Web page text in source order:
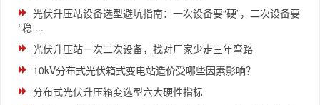
光伏升压站设备选型避坑指南：一次设备要“硬”，二次设备要
“稳 ...
光伏升压站一次二次设备，找对厂家少走三年弯路
10kV分布式光伏箱式变电站造价受哪些因素影响？
分布式光伏升压箱变选型六大硬性指标